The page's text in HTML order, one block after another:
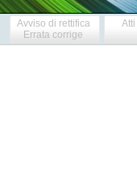
Avviso di rettifica
Errata corrige